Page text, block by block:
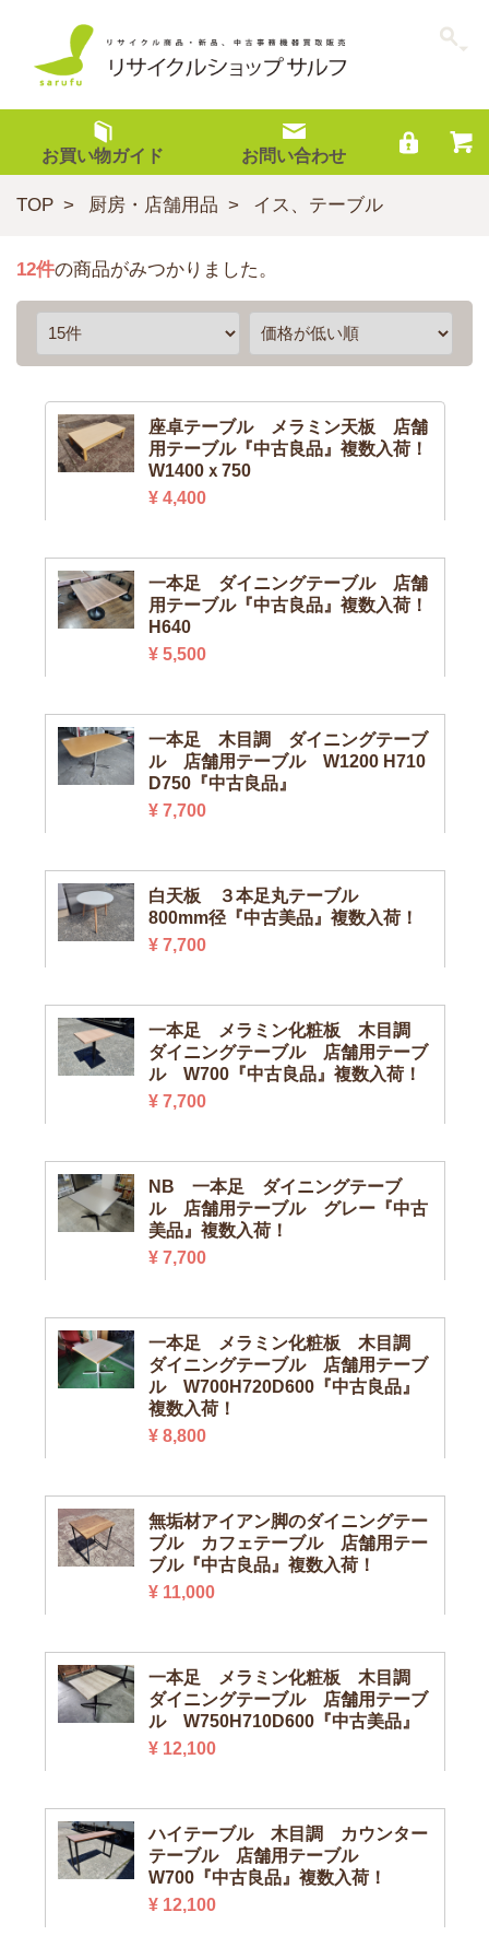
お買い物ガイド お問い合わせ
TOP 厨房・店舗用品 イス、テーブル
12件の商品がみつかりました。
座卓テーブル メラミン天板 店舗
用テーブル『中古良品』複数入荷！
W1400ｘ750
¥ 4,400
一本足 ダイニングテーブル 店舗
用テーブル『中古良品』複数入荷！
H640
¥ 5,500
一本足 木目調 ダイニングテーブ
ル 店舗用テーブル W1200 H710
D750『中古良品』
¥ 7,700
白天板 ３本足丸テーブル
800mm径『中古美品』複数入荷！
¥ 7,700
一本足 メラミン化粧板 木目調
ダイニングテーブル 店舗用テーブ
ル W700『中古良品』複数入荷！
¥ 7,700
NB 一本足 ダイニングテーブ
ル 店舗用テーブル グレー『中古
美品』複数入荷！
¥ 7,700
一本足 メラミン化粧板 木目調
ダイニングテーブル 店舗用テーブ
ル W700H720D600『中古良品』
複数入荷！
¥ 8,800
無垢材アイアン脚のダイニングテー
ブル カフェテーブル 店舗用テー
ブル『中古良品』複数入荷！
¥ 11,000
一本足 メラミン化粧板 木目調
ダイニングテーブル 店舗用テーブ
ル W750H710D600『中古美品』
¥ 12,100
ハイテーブル 木目調 カウンター
テーブル 店舗用テーブル
W700『中古良品』複数入荷！
¥ 12,100